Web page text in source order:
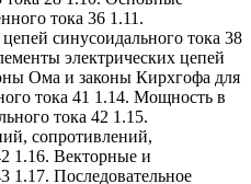
тока 36 1.11.
синусоидального тока 38
электрических цепей
Ома и законы Кирхгофа для
тока 41 1.14. Мощность в
тока 42 1.15.
сопротивлений,
1.16. Векторные и
1.17. Последовательное